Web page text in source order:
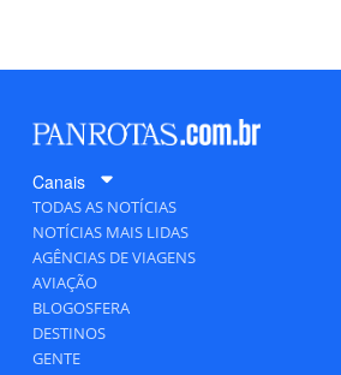
Canais
TODAS AS NOTÍCIAS
NOTÍCIAS MAIS LIDAS
AGÊNCIAS DE VIAGENS
AVIAÇÃO
BLOGOSFERA
DESTINOS
GENTE